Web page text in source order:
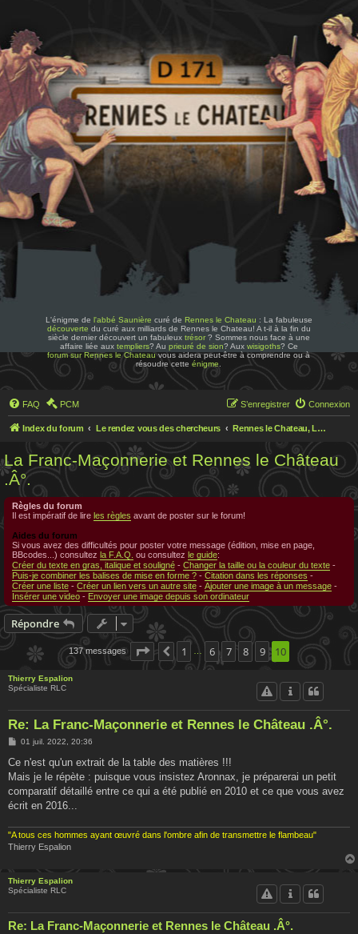
L'énigme de l'abbé Saunière curé de Rennes le Chateau : La fabuleuse
découverte du curé aux milliards de Rennes le Chateau! A t-il à la fin du
siècle dernier découvert un fabuleux trésor? Sommes nous face à une
affaire liée aux templiers? Au prieuré de sion? Aux wisigoths? Ce
forum sur Rennes le Chateauvous aidera peut-être à comprendre ou à
résoudre cetteénigme
FAQ PCM Connexion
S’enregistrer
Index du forum Le rendez vous des chercheurs Rennes le Chateau, Le rendez-vous des chercheurs
La Franc-Maçonnerie et Rennes le Château
.Â°.
Règles du forum
Il est impératif de lire les règles avant de poster sur le forum!
Aides du forum
Si vous avez des difficultés pour poster votre message (édition, mise en page,
BBcodes...) consultez la F.A.Q. ou consultez le guide:
Créer du texte en gras, italique et souligné - Changer la taille ou la couleur du texte -
Puis-je combiner les balises de mise en forme ? - Citation dans les réponses -
Créer une liste - Créer un lien vers un autre site - Ajouter une image à un message -
Insérer une video - Envoyer une image depuis son ordinateur
Répondre
137 messages Page 10 sur 10
Précédente
1 6 7 8 9 10
Thierry Espalion
Spécialiste RLC
Re: La Franc-Maçonnerie et Rennes le Château .Â°.
M
s
a
g
01 juil. 2022, 20:36
Ce n'est qu'un extrait de la table des matières !!!
Mais je le répète : puisque vous insistez Aronnax, je préparerai un petit
comparatif détaillé entre ce qui a été publié en 2010 et ce que vous avez
écrit en 2016...
"A tous ces hommes ayant œuvré dans l'ombre afin de transmettre le flambeau"
Thierry Espalion
Thierry Espalion
Spécialiste RLC
Re: La Franc-Maçonnerie et Rennes le Château .Â°.